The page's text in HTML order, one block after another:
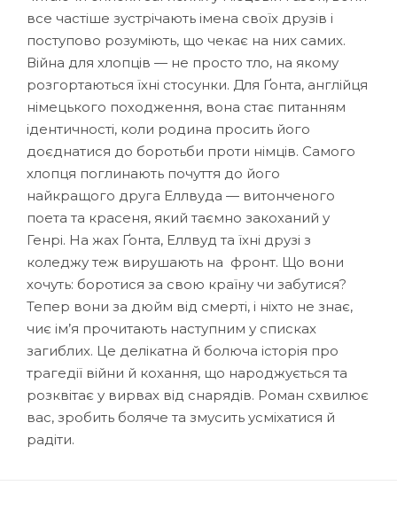
все частіше зустрічають імена своїх друзів і
поступово розуміють, що чекає на них самих.
Війна для хлопців — не просто тло, на якому
розгортаються їхні стосунки. Для Ґонта, англійця
німецького походження, вона стає питанням
ідентичності, коли родина просить його
доєднатися до боротьби проти німців. Самого
хлопця поглинають почуття до його
найкращого друга Еллвуда — витонченого
поета та красеня, який таємно закоханий у
Генрі. На жах Ґонта, Еллвуд та їхні друзі з
коледжу теж вирушають на фронт. Що вони
хочуть: боротися за свою країну чи забутися?
Тепер вони за дюйм від смерті, і ніхто не знає,
чиє ім’я прочитають наступним у списках
загиблих. Це делікатна й болюча історія про
трагедії війни й кохання, що народжується та
розквітає у вирвах від снарядів. Роман схвилює
вас, зробить боляче та змусить усміхатися й
радіти.